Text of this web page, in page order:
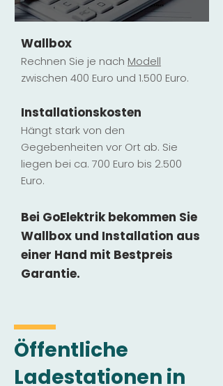
Wallbox
Rechnen Sie je nach Modell
zwischen 400 Euro und 1.500 Euro.
Installationskosten
Hängt stark von den
Gegebenheiten vor Ort ab. Sie
liegen bei ca. 700 Euro bis 2.500
Euro.
Bei GoElektrik bekommen Sie
Wallbox und Installation aus
einer Hand mit Bestpreis
Garantie.
Öffentliche
Ladestationen in